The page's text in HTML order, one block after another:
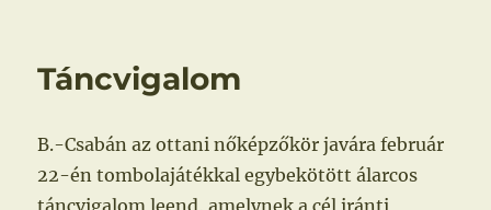
Táncvigalom
B.-Csabán az ottani nőképzőkör javára február
22-én tombolajátékkal egybekötött álarcos
táncvigalom leend, amelynek a cél iránti